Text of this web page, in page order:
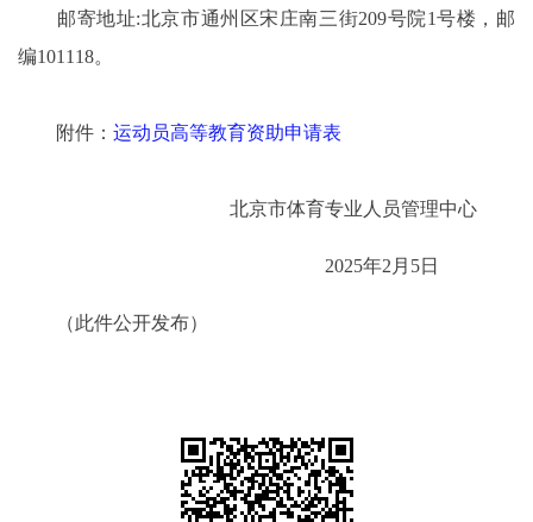
邮寄地址:北京市通州区宋庄南三街209号院1号楼，邮
编101118。
附件： 运动员高等教育资助申请表
北京市体育专业人员管理中心
2025年2月5日
（此件公开发布）